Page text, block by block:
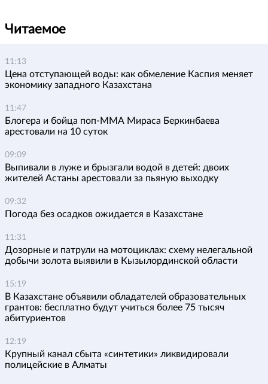
Читаемое
11:13
Цена отступающей воды: как обмеление Каспия меняет
экономику западного Казахстана
11:47
Блогера и бойца поп-ММА Мираса Беркинбаева
арестовали на 10 суток
09:09
Выпивали в луже и брызгали водой в детей: двоих
жителей Астаны арестовали за пьяную выходку
09:32
Погода без осадков ожидается в Казахстане
11:31
Дозорные и патрули на мотоциклах: схему нелегальной
добычи золота выявили в Кызылординской области
15:19
В Казахстане объявили обладателей образовательных
грантов: бесплатно будут учиться более 75 тысяч
абитуриентов
12:19
Крупный канал сбыта «синтетики» ликвидировали
полицейские в Алматы